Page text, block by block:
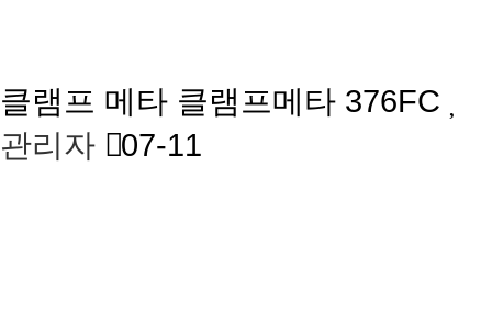
클램프 메타 클램프메타 376FC
관리자 07-11